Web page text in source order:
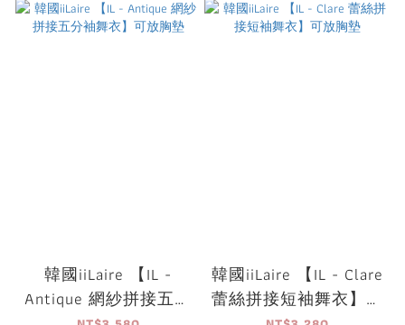
韓國iiLaire 【IL -
Antique 網紗拼接五分
韓國iiLaire 【IL - Clare
蕾絲拼接短袖舞衣】可